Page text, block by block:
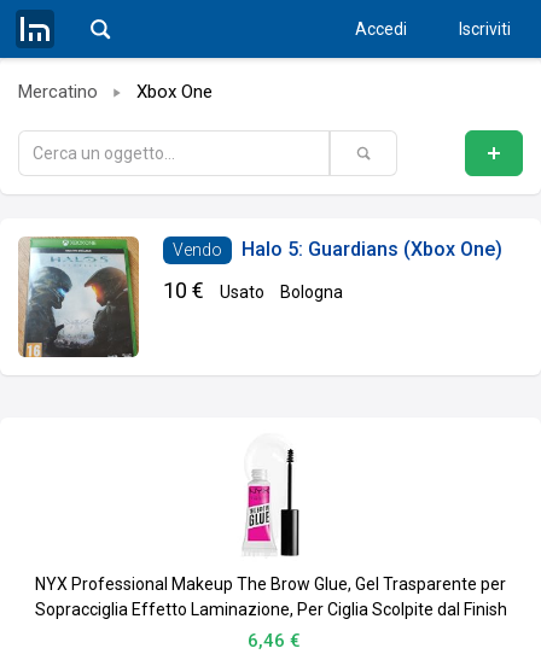
Accedi Iscriviti
Mercatino Xbox One
Vendo Halo 5: Guardians (Xbox One)
10 € Usato Bologna
NYX Professional Makeup The Brow Glue, Gel Trasparente per
Sopracciglia Effetto Laminazione, Per Ciglia Scolpite dal Finish
Naturale, Fino a …
6,46 €